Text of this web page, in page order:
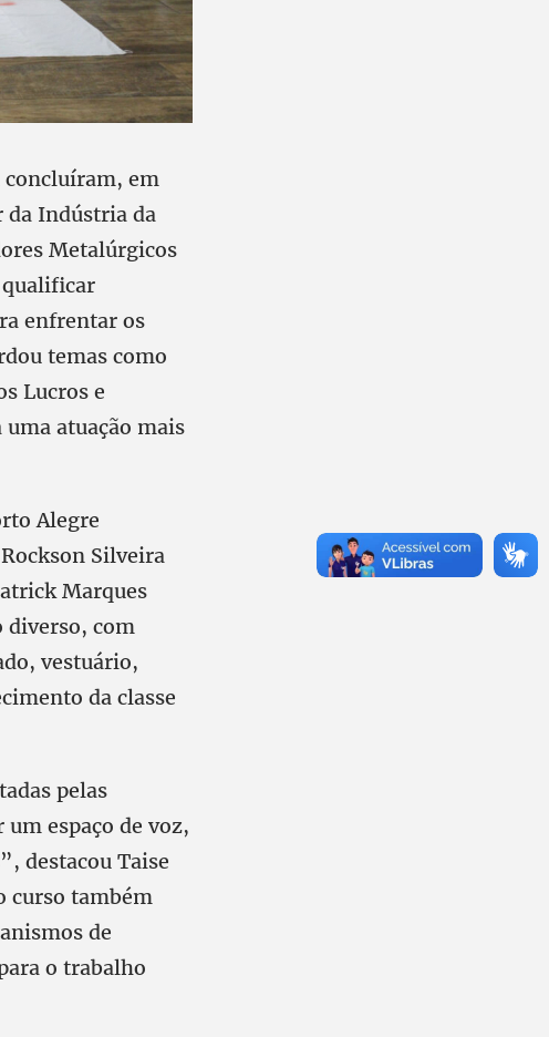
concluíram, em
da Indústria da
Metalúrgicos
enfrentar os
temas como
Lucros e
atuação mais
Alegre
Silveira
Marques
diverso, com
vestuário,
da classe
pelas
espaço de voz,
destacou Taise
curso também
de
o trabalho